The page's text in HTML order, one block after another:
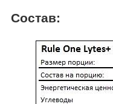
Состав: